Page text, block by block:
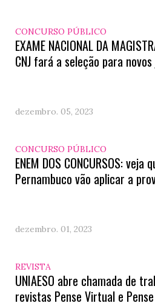
CONCURSO PÚBLICO
EXAME NACIONAL DA
CNJ fará a seleção para
dezembro. 05, 2023
CONCURSO PÚBLICO
ENEM DOS CONCURSOS: veja
Pernambuco vão aplicar a
dezembro. 01, 2023
REVISTA
UNIAESO abre chamada de
revistas Pense Virtual e